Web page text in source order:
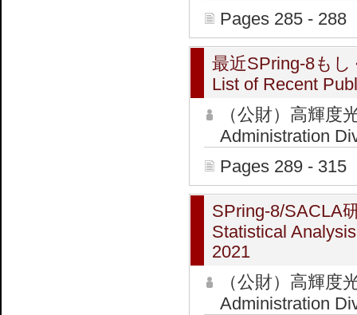
Pages 285 - 288
最近SPring-8も
List of Recent
（公財）高輝
Administration
Pages 289 - 315
SPring-8/SACLA
Statistical
2021
（公財）高輝
Administration